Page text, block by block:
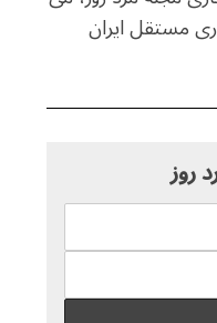
مستقل ایران
روز